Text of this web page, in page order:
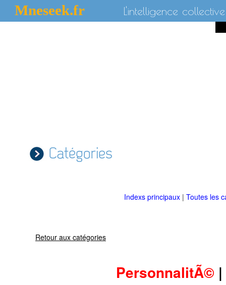
Mneseek.fr L'intelligence collective
Catégories
Indexs principaux | Toutes les
Retour aux catégories
PersonnalitÃ© |